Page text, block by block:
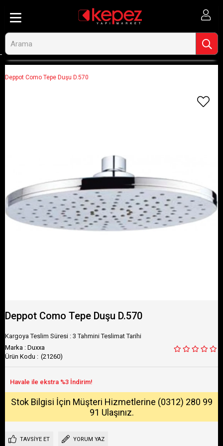
Deppot Como Tepe Duşu D.570
Deppot Como Tepe Duşu D.570
Kargoya Teslim Süresi : 3 Tahmini Teslimat Tarihi
Marka : Duxxa
(21260)
Stok Bilgisi İçin Müşteri Hizmetlerine (0312) 280 99
91 Ulaşınız.
TAVSIYE ET YORUM YAZ